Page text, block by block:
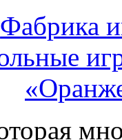
Фабрика